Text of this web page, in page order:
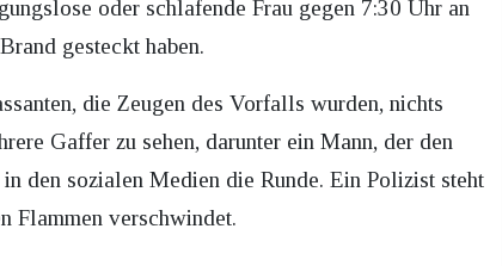
oder schlafende Frau gegen 7:30 Uhr an
gesteckt haben.
die Zeugen des Vorfalls wurden, nichts
Gaffer zu sehen, darunter ein Mann, der den
den sozialen Medien die Runde. Ein Polizist steht
Flammen verschwindet.